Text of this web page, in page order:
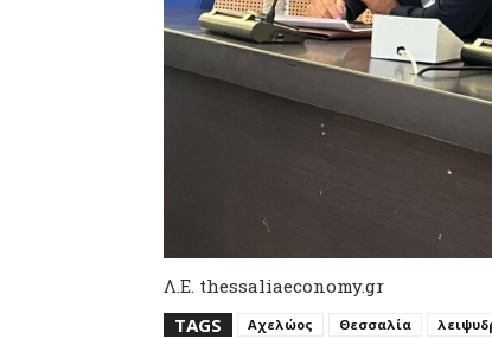
Λ.Ε. thessaliaeconomy.gr
TAGS
Αχελώος Θεσσαλία